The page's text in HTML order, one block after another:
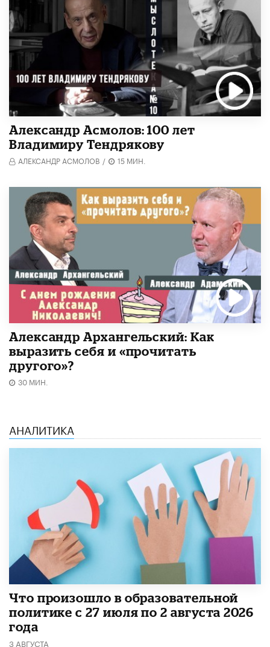
Александр Асмолов: 100 лет
Владимиру Тендрякову
АЛЕКСАНДР АСМОЛОВ / 15 МИН.
Александр Архангельский: Как
выразить себя и «прочитать
другого»?
30 МИН.
АНАЛИТИКА
​Что произошло в образовательной
политике с 27 июля по 2 августа 2026
года
3 АВГУСТА